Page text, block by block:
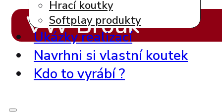
Hrací koutky
Softplay produkty
Ukázky realizací
Navrhni si vlastní koutek
Kdo to vyrábí ?
VW Brouk